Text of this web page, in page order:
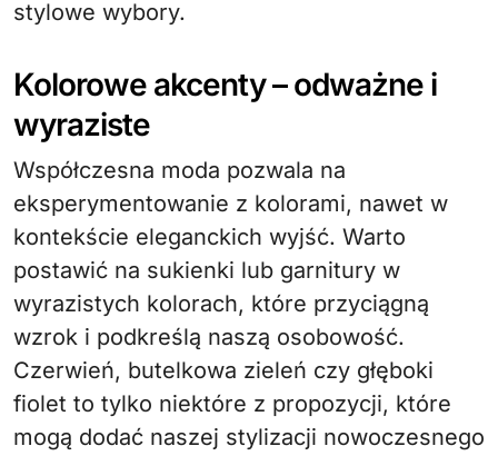
stylowe wybory.
Kolorowe akcenty – odważne i
wyraziste
Współczesna moda pozwala na
eksperymentowanie z kolorami, nawet w
kontekście eleganckich wyjść. Warto
postawić na sukienki lub garnitury w
wyrazistych kolorach, które przyciągną
wzrok i podkreślą naszą osobowość.
Czerwień, butelkowa zieleń czy głęboki
fiolet to tylko niektóre z propozycji, które
mogą dodać naszej stylizacji nowoczesnego